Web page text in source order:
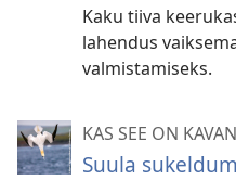
Kaku tiiva
lahendus
valmistamiseks.
KAS SEE ON
Suula